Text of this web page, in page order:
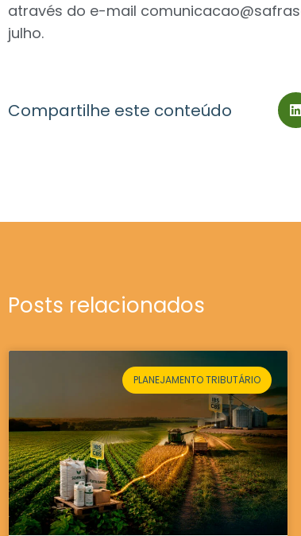
através do e-mail
julho.
Compartilhe este conteúdo
Posts relacionados
PLANEJAMENTO TRIBUTÁRIO